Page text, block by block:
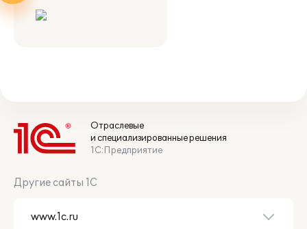
Отраслевые
и специализированные решения
1С:Предприятие
Другие сайты 1С